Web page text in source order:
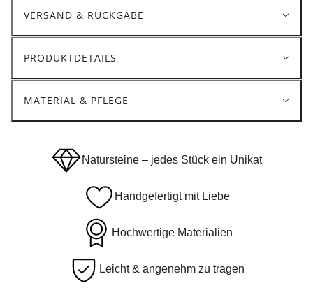
VERSAND & RÜCKGABE
PRODUKTDETAILS
MATERIAL & PFLEGE
Natursteine – jedes Stück ein Unikat
Handgefertigt mit Liebe
Hochwertige Materialien
Leicht & angenehm zu tragen